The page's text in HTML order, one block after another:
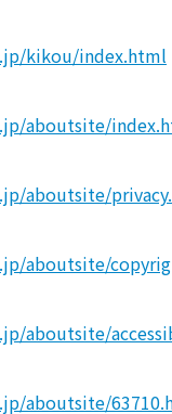
kikou/index.html
aboutsite/
aboutsite/
aboutsite/
aboutsite/
aboutsite/